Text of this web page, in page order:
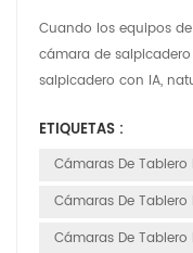
Cuando los equipos
cámara de
salpicadero con IA,
capacidad de
físicas de protección
operacione...
ETIQUETAS :
Cámaras De Tablero
Cámaras De
Cámaras De Tablero